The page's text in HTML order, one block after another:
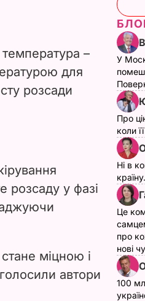
–
для
розсади
розсаду у фазі
міцною і
автори
У
Про
коли
Ні в
Це
про
нові
100